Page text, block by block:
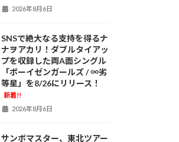
2026年8月6日
SNSで絶大なる支持を得るナ
ナヲアカリ！ダブルタイアッ
プを収録した両A面シングル
「ボーイゼンガールズ / ∞劣
等星」を8/26にリリース！
新着!!
2026年8月6日
サンボマスター、東北ツアー